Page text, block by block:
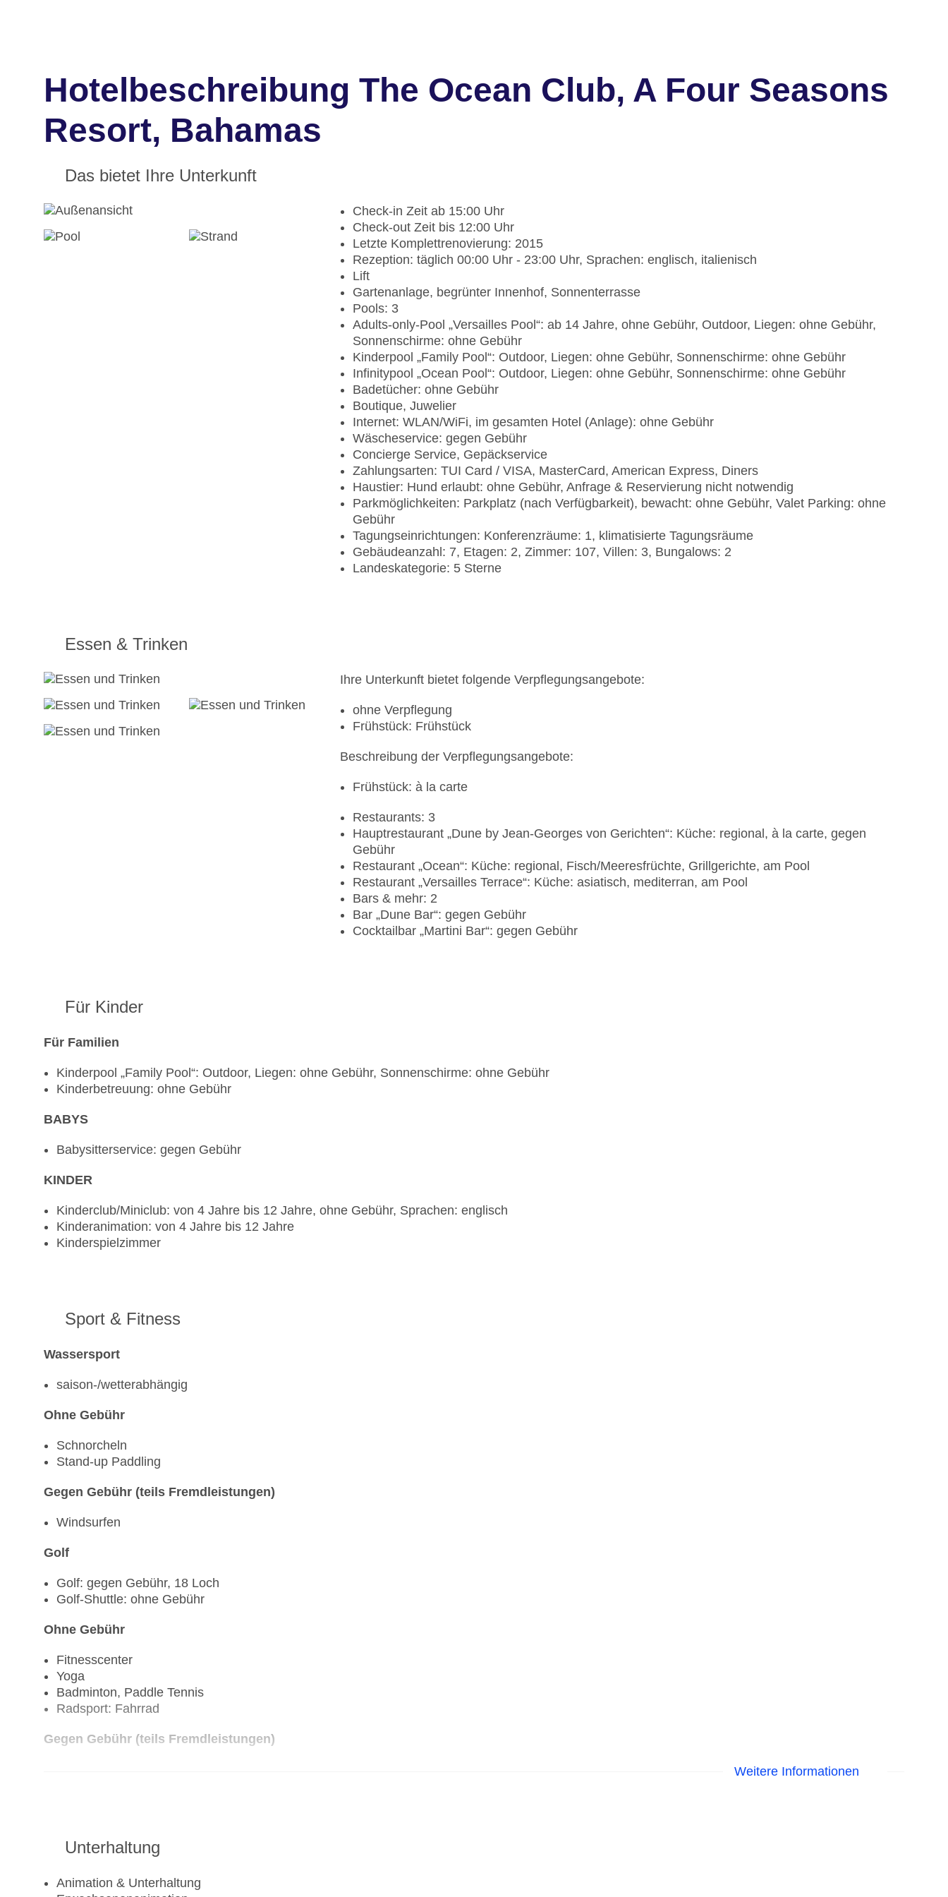
Hotelbeschreibung The Ocean Club, A Four Seasons
Resort, Bahamas
Das bietet Ihre Unterkunft
Check-in Zeit ab 15:00 Uhr
Check-out Zeit bis 12:00 Uhr
Letzte Komplettrenovierung: 2015
Rezeption: täglich 00:00 Uhr - 23:00 Uhr, Sprachen: englisch, italienisch
Lift
Gartenanlage, begrünter Innenhof, Sonnenterrasse
Pools: 3
Adults-only-Pool „Versailles Pool“: ab 14 Jahre, ohne Gebühr, Outdoor, Liegen: ohne Gebühr,
Sonnenschirme: ohne Gebühr
Kinderpool „Family Pool“: Outdoor, Liegen: ohne Gebühr, Sonnenschirme: ohne Gebühr
Infinitypool „Ocean Pool“: Outdoor, Liegen: ohne Gebühr, Sonnenschirme: ohne Gebühr
Badetücher: ohne Gebühr
Boutique, Juwelier
Internet: WLAN/WiFi, im gesamten Hotel (Anlage): ohne Gebühr
Wäscheservice: gegen Gebühr
Concierge Service, Gepäckservice
Zahlungsarten: TUI Card / VISA, MasterCard, American Express, Diners
Haustier: Hund erlaubt: ohne Gebühr, Anfrage & Reservierung nicht notwendig
Parkmöglichkeiten: Parkplatz (nach Verfügbarkeit), bewacht: ohne Gebühr, Valet Parking: ohne
Gebühr
Tagungseinrichtungen: Konferenzräume: 1, klimatisierte Tagungsräume
Gebäudeanzahl: 7, Etagen: 2, Zimmer: 107, Villen: 3, Bungalows: 2
Landeskategorie: 5 Sterne
Essen & Trinken
Ihre Unterkunft bietet folgende Verpflegungsangebote:
ohne Verpflegung
Frühstück: Frühstück
Beschreibung der Verpflegungsangebote:
Frühstück: à la carte
Restaurants: 3
Hauptrestaurant „Dune by Jean-Georges von Gerichten“: Küche: regional, à la carte, gegen
Gebühr
Restaurant „Ocean“: Küche: regional, Fisch/Meeresfrüchte, Grillgerichte, am Pool
Restaurant „Versailles Terrace“: Küche: asiatisch, mediterran, am Pool
Bars & mehr: 2
Bar „Dune Bar“: gegen Gebühr
Cocktailbar „Martini Bar“: gegen Gebühr
Für Kinder
Für Familien
Kinderpool „Family Pool“: Outdoor, Liegen: ohne Gebühr, Sonnenschirme: ohne Gebühr
Kinderbetreuung: ohne Gebühr
BABYS
Babysitterservice: gegen Gebühr
KINDER
Kinderclub/Miniclub: von 4 Jahre bis 12 Jahre, ohne Gebühr, Sprachen: englisch
Kinderanimation: von 4 Jahre bis 12 Jahre
Kinderspielzimmer
Sport & Fitness
Wassersport
saison-/wetterabhängig
Ohne Gebühr
Schnorcheln
Stand-up Paddling
Gegen Gebühr (teils Fremdleistungen)
Windsurfen
Golf
Golf: gegen Gebühr, 18 Loch
Golf-Shuttle: ohne Gebühr
Ohne Gebühr
Fitnesscenter
Yoga
Badminton, Paddle Tennis
Radsport: Fahrrad
Gegen Gebühr (teils Fremdleistungen)
Weitere Informationen
Unterhaltung
Animation & Unterhaltung